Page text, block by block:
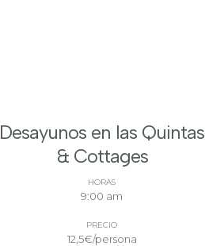
Desayunos en las Quintas
& Cottages
HORAS
9:00 am
PRECIO
12,5€/persona